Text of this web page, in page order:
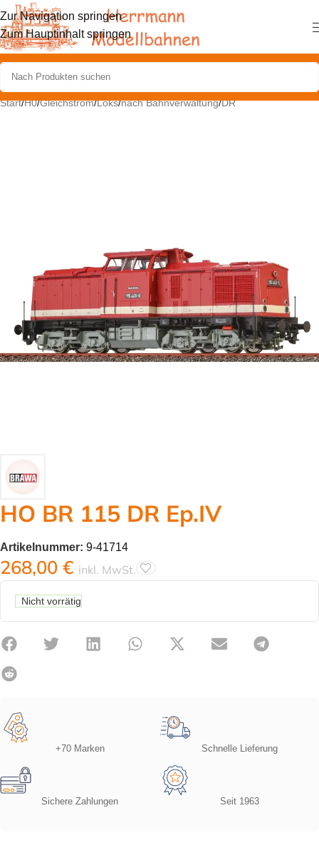
Zur Navigation springen
Zum Hauptinhalt springen
Start/H0/Gleichstrom/Loks/nach Bahnverwaltung/DR
HO BR 115 DR Ep.IV
Artikelnummer: 9-41714
268,00 € inkl. MwSt.
Nicht vorrätig
+70 Marken Schnelle Lieferung
Sichere Zahlungen Seit 1963